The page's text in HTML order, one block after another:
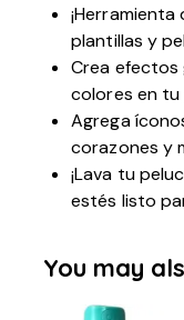
plantillas y
Crea efectos
colores en tu
Agrega
corazones y
¡Lava tu
estés listo
You may